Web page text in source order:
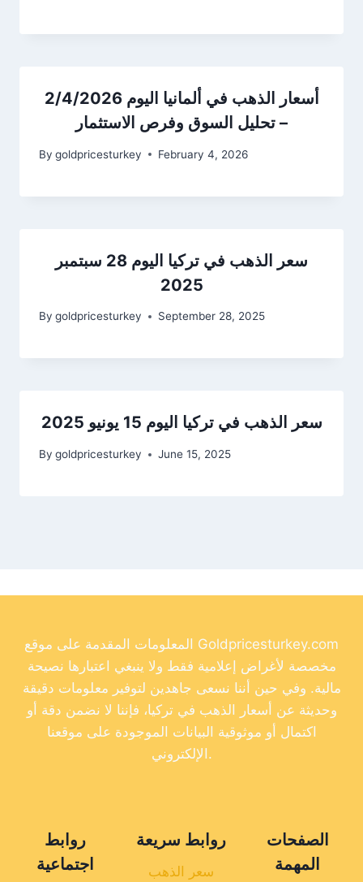
أسعار الذهب في ألمانيا اليوم 2/4/2026
– تحليل السوق وفرص الاستثمار
By goldpricesturkey February 4, 2026
سعر الذهب في تركيا اليوم 28 سبتمبر
2025
By goldpricesturkey September 28, 2025
سعر الذهب في تركيا اليوم 15 يونيو 2025
By goldpricesturkey June 15, 2025
المعلومات المقدمة على موقع Goldpricesturkey.com
مخصصة لأغراض إعلامية فقط ولا ينبغي اعتبارها نصيحة
مالية. وفي حين أننا نسعى جاهدين لتوفير معلومات دقيقة
وحديثة عن أسعار الذهب في تركيا، فإننا لا نضمن دقة أو
اكتمال أو موثوقية البيانات الموجودة على موقعنا
الإلكتروني.
روابط
اجتماعية
روابط سريعة
سعر الذهب
الصفحات
المهمة